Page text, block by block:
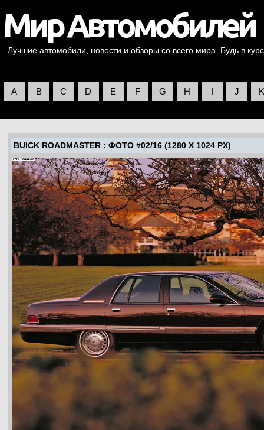
Лучшие автомобили, новости и обзоры со всего мира. Будь в
A B C D E F G H I J K
BUICK ROADMASTER : ФОТО #02/16 (1280 X 1024 PX)